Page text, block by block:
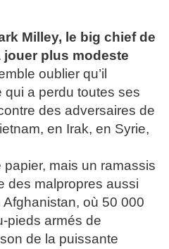
Milley, le big chief de
jouer plus modeste
oublier qu’il
a perdu toutes ses
des adversaires de
en Irak, en Syrie,
mais un ramassis
des malpropres aussi
Afghanistan, où 50 000
pieds armés de
de la puissante